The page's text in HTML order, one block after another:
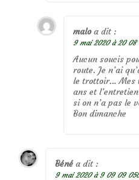
malo a dit :
9 mai 2020 à 20 08
Aucun soucis
route. Je n’ai
le trottoir… Mes
ans et
si on n’a pas le
Bon dimanche
Béné a dit :
9 mai 2020 à 9 09 09